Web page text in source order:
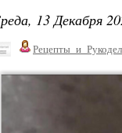
13 Декабря